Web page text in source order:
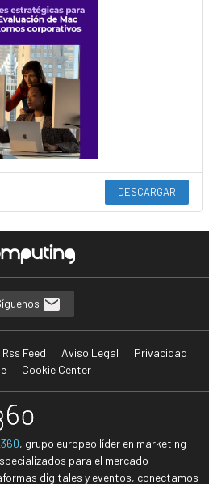
DESCARGAR
Rss Feed Aviso Legal
Privacidad
Cookie Center
, grupo europeo líder en marketing
para el mercado
digitales y eventos, conectamos